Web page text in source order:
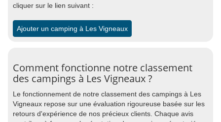
cliquer sur le lien suivant :
Ajouter un camping à Les Vigneaux
Comment fonctionne notre classement
des campings à Les Vigneaux ?
Le fonctionnement de notre classement des campings à Les
Vigneaux repose sur une évaluation rigoureuse basée sur les
retours d'expérience de nos précieux clients. Chaque avis